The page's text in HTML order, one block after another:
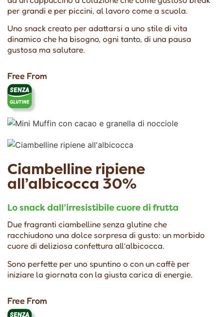
per grandi e per piccini, al lavoro come a scuola.
Uno snack creato per adattarsi a uno stile di vita
dinamico che ha bisogno, ogni tanto, di una pausa
gustosa ma salutare.
Free From
Ciambelline ripiene
all’albicocca 30%
Lo snack dall’irresistibile cuore di frutta
Due fragranti ciambelline senza glutine che
racchiudono una dolce sorpresa di gusto: un morbido
cuore di deliziosa confettura all’albicocca.
Sono perfette per uno spuntino o con un caffè per
iniziare la giornata con la giusta carica di energie.
Free From